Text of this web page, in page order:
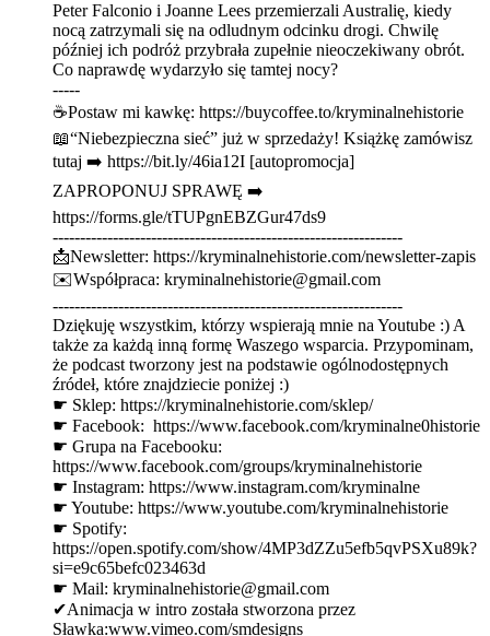
Peter Falconio i Joanne Lees przemierzali Australię, kiedy
nocą zatrzymali się na odludnym odcinku drogi. Chwilę
później ich podróż przybrała zupełnie nieoczekiwany obrót.
Co naprawdę wydarzyło się tamtej nocy?
-----
☕Postaw mi kawkę: ⁠⁠⁠⁠⁠⁠⁠⁠⁠⁠⁠⁠⁠⁠⁠⁠⁠⁠⁠⁠⁠⁠⁠⁠⁠https://buycoffee.to/kryminalnehistorie⁠⁠⁠⁠⁠⁠⁠⁠⁠⁠⁠⁠⁠⁠⁠⁠⁠⁠⁠⁠⁠⁠⁠⁠⁠
📖“Niebezpieczna sieć” już w sprzedaży! Książkę zamówisz
tutaj ➡️ ⁠⁠⁠⁠⁠⁠⁠⁠⁠⁠⁠⁠⁠⁠⁠⁠⁠⁠⁠⁠⁠https://bit.ly/46ia12I⁠⁠⁠⁠⁠⁠⁠⁠⁠⁠⁠⁠⁠⁠⁠⁠⁠⁠⁠⁠⁠ [autopromocja]
ZAPROPONUJ SPRAWĘ ➡️
⁠⁠⁠⁠⁠⁠⁠⁠⁠⁠⁠⁠⁠⁠⁠⁠⁠⁠⁠⁠⁠⁠⁠⁠https://forms.gle/tTUPgnEBZGur47ds9⁠⁠⁠⁠⁠⁠⁠⁠⁠⁠⁠⁠⁠⁠⁠⁠⁠⁠⁠⁠⁠⁠⁠⁠
----------------------------------------------------------------
📩Newsletter: ⁠⁠⁠⁠⁠⁠⁠⁠⁠⁠⁠⁠⁠⁠⁠⁠⁠⁠⁠⁠⁠⁠⁠⁠https://kryminalnehistorie.com/newsletter-zapis⁠⁠⁠⁠⁠⁠⁠⁠⁠⁠⁠⁠⁠⁠⁠⁠⁠⁠⁠⁠⁠⁠⁠⁠
✉️Współpraca: kryminalnehistorie@gmail.com
----------------------------------------------------------------
Dziękuję wszystkim, którzy wspierają mnie na Youtube :) A
także za każdą inną formę Waszego wsparcia. Przypominam,
że podcast tworzony jest na podstawie ogólnodostępnych
źródeł, które znajdziecie poniżej :)
☛ Sklep: ⁠⁠⁠⁠⁠⁠⁠⁠⁠⁠⁠⁠⁠⁠⁠⁠⁠⁠⁠⁠⁠⁠⁠⁠⁠⁠https://kryminalnehistorie.com/sklep/ ⁠⁠⁠⁠⁠⁠⁠⁠⁠⁠⁠⁠⁠⁠⁠⁠⁠⁠⁠⁠⁠⁠⁠⁠
☛ Facebook: ⁠⁠ ⁠⁠⁠⁠⁠⁠⁠⁠⁠⁠⁠⁠⁠⁠⁠⁠⁠⁠⁠⁠⁠⁠⁠⁠⁠⁠https://www.facebook.com/kryminalne0historie⁠⁠⁠⁠⁠⁠⁠⁠⁠⁠⁠⁠⁠⁠⁠⁠⁠⁠⁠⁠⁠⁠⁠⁠
☛ Grupa na Facebooku:
⁠⁠⁠⁠⁠⁠⁠⁠⁠⁠⁠⁠⁠⁠⁠⁠⁠⁠⁠⁠⁠⁠⁠⁠⁠⁠https://www.facebook.com/groups/kryminalnehistorie⁠⁠⁠⁠⁠⁠⁠⁠⁠⁠⁠⁠⁠⁠⁠⁠⁠⁠⁠⁠⁠⁠⁠⁠
☛ Instagram: ⁠⁠⁠⁠⁠⁠⁠⁠⁠⁠⁠⁠⁠⁠⁠⁠⁠⁠⁠⁠⁠⁠⁠⁠⁠⁠https://www.instagram.com/kryminalne⁠⁠⁠⁠⁠⁠⁠⁠⁠⁠⁠⁠⁠⁠⁠⁠⁠⁠⁠⁠⁠⁠⁠⁠
☛ Youtube: ⁠⁠⁠⁠⁠⁠⁠⁠⁠⁠⁠⁠⁠⁠⁠⁠⁠⁠⁠⁠⁠⁠⁠⁠⁠⁠https://www.youtube.com/kryminalnehistorie⁠⁠⁠⁠⁠⁠⁠⁠⁠⁠⁠⁠⁠⁠⁠⁠⁠⁠⁠⁠⁠⁠⁠⁠⁠⁠
☛ Spotify:
⁠⁠⁠⁠⁠⁠⁠⁠⁠⁠⁠⁠⁠⁠⁠⁠⁠⁠⁠⁠⁠⁠⁠⁠⁠⁠https://open.spotify.com/show/4MP3dZZu5efb5qvPSXu89k?
si=e9c65befc023463d ⁠⁠⁠⁠⁠⁠⁠⁠⁠⁠⁠⁠⁠⁠⁠⁠⁠⁠⁠⁠⁠⁠⁠⁠⁠⁠
☛ Mail: ⁠⁠kryminalnehistorie@gmail.com⁠⁠
✔Animacja w intro została stworzona przez
Sławka:⁠⁠www.vimeo.com/smdesigns⁠